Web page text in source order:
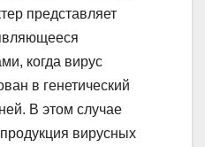
представляет
когда вирус
в генетический
В этом случае
вирусных